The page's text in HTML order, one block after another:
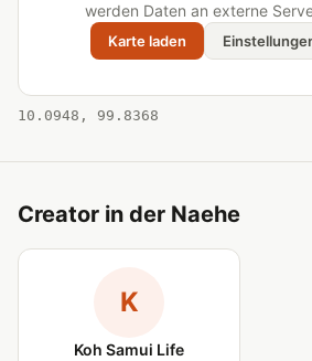
werden Daten an externe
Karte laden
10.0948, 99.8368
Creator in der Naehe
K
Koh Samui Life